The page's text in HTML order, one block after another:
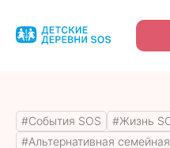
#События SOS
#Жизнь
#Альтернативная